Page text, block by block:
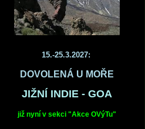
15.-25.3.2027:
DOVOLENÁ U MOŘE
JIŽNÍ INDIE - GOA
již nyní v sekci "Akce OVýTu"